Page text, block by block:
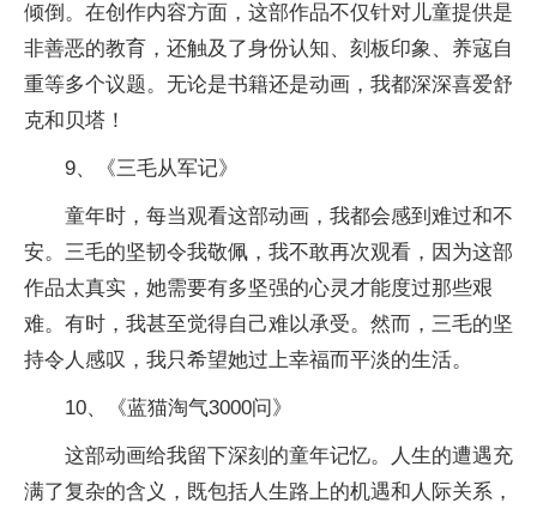
倾倒。在创作内容方面，这部作品不仅针对儿童提供是
非善恶的教育，还触及了身份认知、刻板印象、养寇自
重等多个议题。无论是书籍还是动画，我都深深喜爱舒
克和贝塔！
9、《三毛从军记》
童年时，每当观看这部动画，我都会感到难过和不
安。三毛的坚韧令我敬佩，我不敢再次观看，因为这部
作品太真实，她需要有多坚强的心灵才能度过那些艰
难。有时，我甚至觉得自己难以承受。然而，三毛的坚
持令人感叹，我只希望她过上幸福而平淡的生活。
10、《蓝猫淘气3000问》
这部动画给我留下深刻的童年记忆。人生的遭遇充
满了复杂的含义，既包括人生路上的机遇和人际关系，